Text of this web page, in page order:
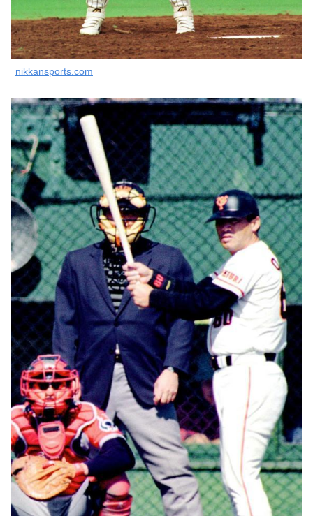
nikkansports.com